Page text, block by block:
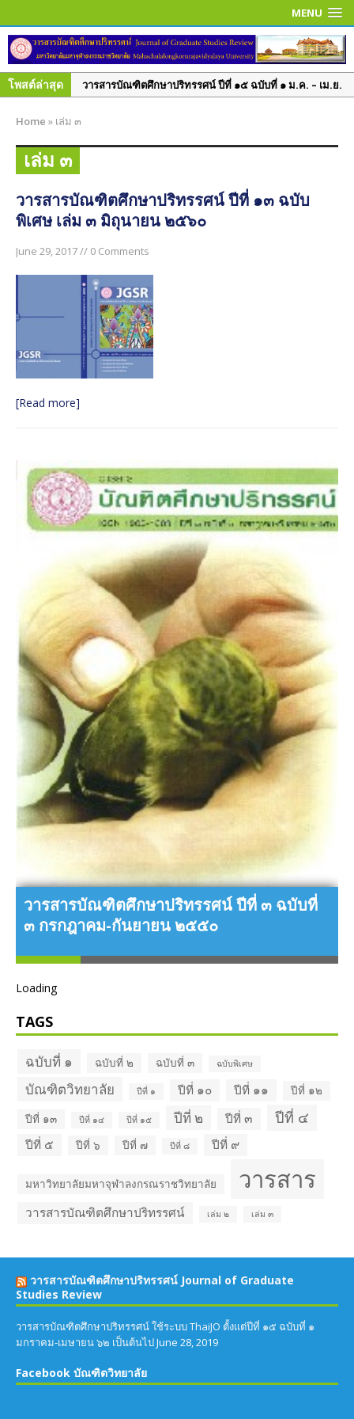
MENU
โพสต์ล่าสุด
วารสารบัณฑิตศึกษาปริทรรศน์ ปีที่ ๑๕ ฉบับที่ ๑ ม.ค. – เม.ย.
๒๕๖๑
มิ.ย. – ก.ย. ๒๕๖๑
วารสารบัณฑิตศึกษาปริทรรศน์ ปีที่ ๑๔ ฉบับที่ ๒ พ.ค. – ส.ค.
๒๕๖๑
วารสารบัณฑิตศึกษาปริทรรศน์ ปีที่ ๑๓ ฉบับที่ ๓ ก.ย.– ธ.ค.
๒๕๖๐
วารสารบัณฑิตศึกษาปริทรรศน์ ปีที่ ๑๓ ฉบับที่ ๒ พ.ค.– ส.ค.
๒๕๖๐
วารสารบัณฑิตศึกษาปริทรรศน์ ใช้ระบบ ThaiJO ตั้งแต่ปีที่
๑๕ ฉบับที่ ๑ มกราคม-เมษายน ๖๒ เป็นต้นไป
Home » เล่ม ๓
เล่ม ๓
วารสารบัณฑิตศึกษาปริทรรศน์ ปีที่ ๑๓ ฉบับ
พิเศษ เล่ม ๓ มิถุนายน ๒๕๖๐
June 29, 2017 // 0 Comments
[Read more]
วารสารบัณฑิตศึกษาปริทรรศน์ ปีที่ ๓ ฉบับที่
๓ กรกฎาคม-กันยายน ๒๕๕๐
Loading
TAGS
ฉบับที่ ๑ ฉบับที่ ๒ ฉบับที่ ๓ ฉบับพิเศษ
บัณฑิตวิทยาลัย ปีที่ ๑ ปีที่ ๑๐ ปีที่ ๑๑
ปีที่ ๑๒
ปีที่ ๑๓
ปีที่ ๑๔ ปีที่ ๑๕ ปีที่ ๒ ปีที่ ๓ ปีที่ ๔
ปีที่ ๕ ปีที่ ๖ ปีที่ ๗ ปีที่ ๘ ปีที่ ๙
มหาวิทยาลัยมหาจุฬาลงกรณราชวิทยาลัย วารสาร
วารสารบัณฑิตศึกษาปริทรรศน์ เล่ม ๒ เล่ม ๓
วารสารบัณฑิตศึกษาปริทรรศน์ Journal of Graduate
Studies Review
วารสารบัณฑิตศึกษาปริทรรศน์ ใช้ระบบ ThaiJO ตั้งแต่ปีที่ ๑๕ ฉบับที่ ๑
มกราคม-เมษายน ๖๒ เป็นต้นไปJune 28, 2019
Facebook บัณฑิตวิทยาลัย